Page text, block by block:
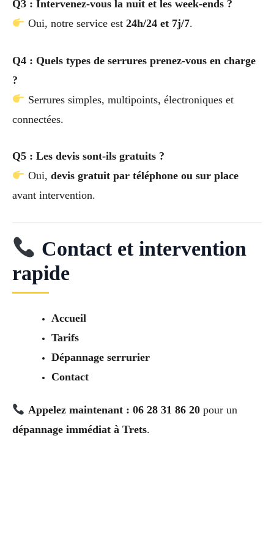
Q3 : Intervenez-vous la nuit et les week-ends ?
Oui, notre service est 24h/24 et 7j/7.
Q4 : Quels types de serrures prenez-vous en charge
?
Serrures simples, multipoints, électroniques et
connectées.
Q5 : Les devis sont-ils gratuits ?
Oui, devis gratuit par téléphone ou sur place
avant intervention.
Contact et intervention
rapide
Accueil
Tarifs
Dépannage serrurier
Contact
Appelez maintenant : 06 28 31 86 20pour un
dépannage immédiat à Trets.